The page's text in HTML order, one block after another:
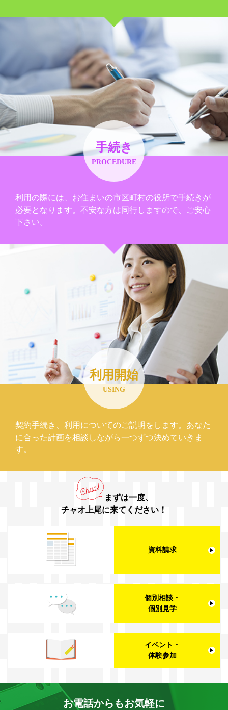
手続き
PROCEDURE
利用の際には、お住まいの市区町村の役所で手続きが
必要となります。不安な方は同行しますので、ご安心
下さい。
利用開始
USING
契約手続き、利用についてのご説明をします。あなた
に合った計画を相談しながら一つずつ決めていきま
す。
まずは一度、
チャオ上尾に来てください！
資料請求
個別相談・
個別見学
イベント・
体験参加
お電話からもお気軽に